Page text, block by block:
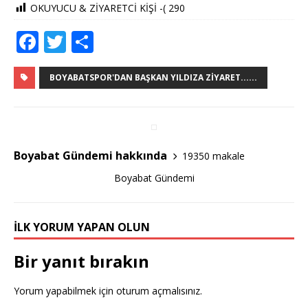
OKUYUCU & ZİYARETCİ KİŞİ -( 290
F
a
c
o
T
w
it
h
ar
BOYABATSPOR'DAN BAŞKAN YILDIZA ZIYARET......
Boyabat Gündemi hakkında
19350 makale
Boyabat Gündemi
İLK YORUM YAPAN OLUN
Bir yanıt bırakın
Yorum yapabilmek için oturum açmalısınız.